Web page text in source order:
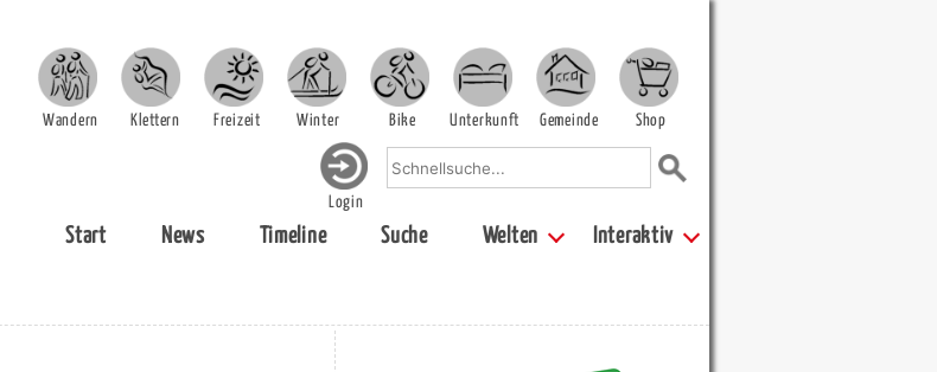
Wandern Klettern Freizeit Winter Bike Unterkunft Gemeinde Shop
Login
Start News Timeline Suche Welten Interaktiv